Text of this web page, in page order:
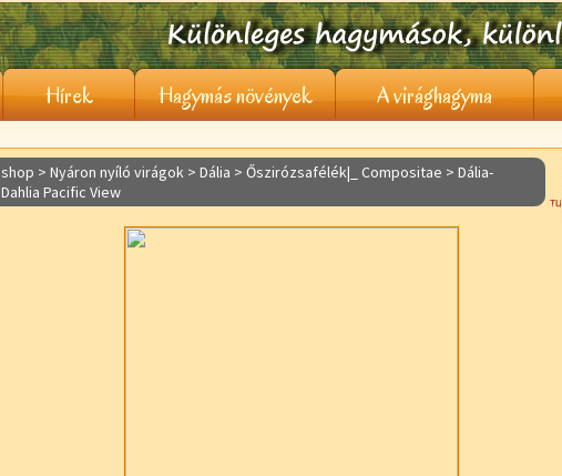
Hírek Hagymás növények A virághagyma
shop > Nyáron nyíló virágok > Dália > Őszirózsafélék|_ Compositae > Dália-
Dahlia Pacific View